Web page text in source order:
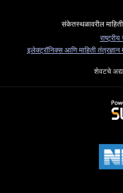
संकेतस्थळावरील
इलेक्ट्रॉनिक्स आणि माहिती तंत्रज्ञान
शेवटचे